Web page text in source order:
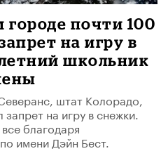
почти 100
на игру в
школьник
штат Колорадо,
на игру в снежки.
благодаря
имени Дэйн Бест.